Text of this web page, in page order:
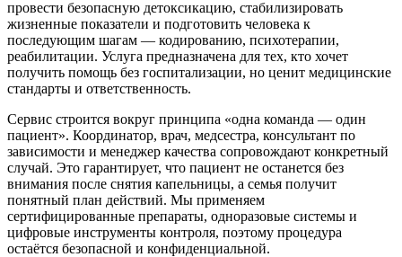
провести безопасную детоксикацию, стабилизировать
жизненные показатели и подготовить человека к
последующим шагам — кодированию, психотерапии,
реабилитации. Услуга предназначена для тех, кто хочет
получить помощь без госпитализации, но ценит медицинские
стандарты и ответственность.
Сервис строится вокруг принципа «одна команда — один
пациент». Координатор, врач, медсестра, консультант по
зависимости и менеджер качества сопровождают конкретный
случай. Это гарантирует, что пациент не останется без
внимания после снятия капельницы, а семья получит
понятный план действий. Мы применяем
сертифицированные препараты, одноразовые системы и
цифровые инструменты контроля, поэтому процедура
остаётся безопасной и конфиденциальной.